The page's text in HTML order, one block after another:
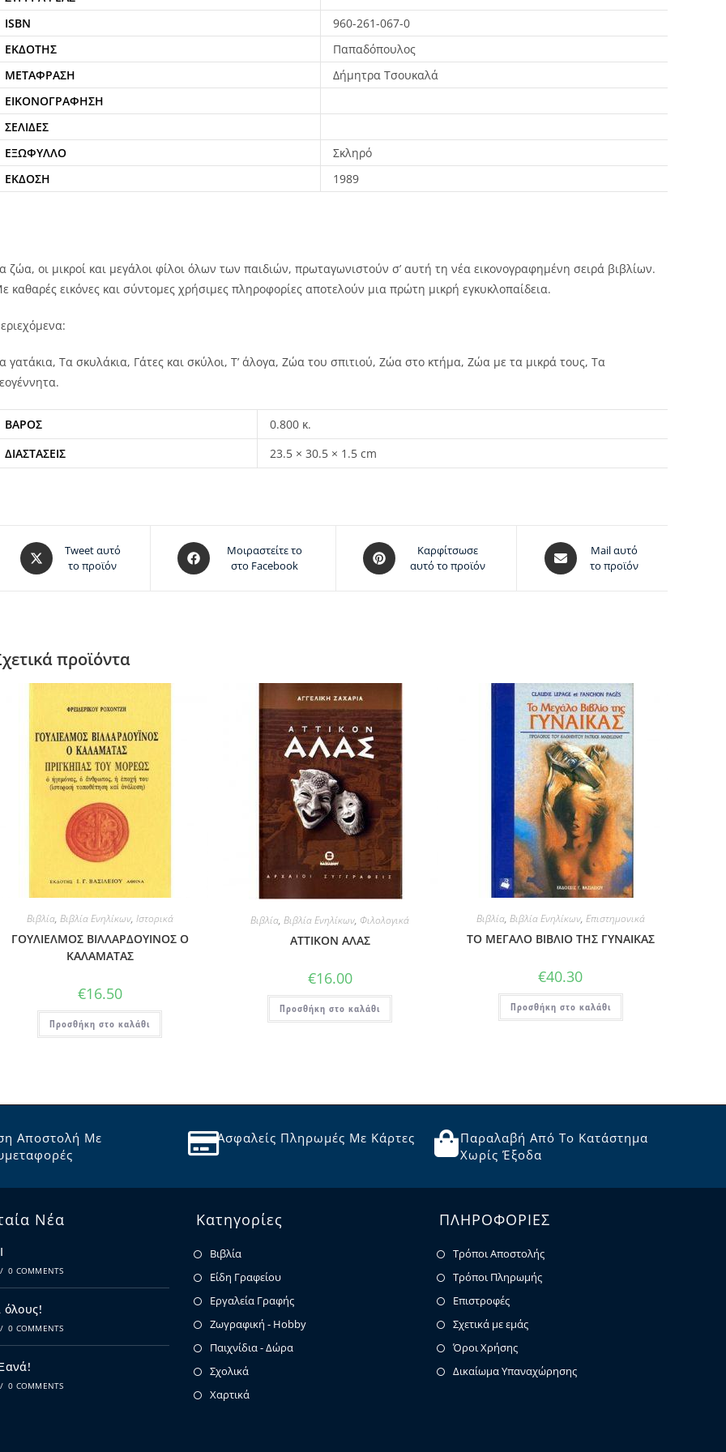
ISBN
960-261-067-0
ΕΚΔΌΤΗΣ
Παπαδόπουλος
ΜΕΤΆΦΡΑΣΗ
Δήμητρα Τσουκαλά
ΕΙΚΟΝΟΓΡΆΦΗΣΗ
ΣΕΛΊΔΕΣ
ΕΞΏΦΥΛΛΟ
Σκληρό
ΈΚΔΟΣΗ
1989
ζώα, οι μικροί και μεγάλοι φίλοι όλων των παιδιών, πρωταγωνιστούν σ’ αυτή τη νέα εικονογραφημένη σειρά βιβλίων.
καθαρές εικόνες και σύντομες χρήσιμες πληροφορίες αποτελούν μια πρώτη μικρή εγκυκλοπαίδεια.
γατάκια, Τα σκυλάκια, Γάτες και σκύλοι, Τ’ άλογα, Ζώα του σπιτιού, Ζώα στο κτήμα, Ζώα με τα μικρά τους, Τα
ΒΆΡΟΣ
0.800 κ.
ΔΙΑΣΤΆΣΕΙΣ
23.5 × 30.5 × 1.5 cm
Tweet αυτό
το προϊόν
Μοιραστείτε το
στο Facebook
Καρφίτσωσε
αυτό το προϊόν
Mail αυτό
το προϊόν
προϊόντα
Βιβλία, Βιβλία Ενηλίκων, Ιστορικά
ΓΟΥΛΙΕΛΜΟΣ ΒΙΛΛΑΡΔΟΥΙΝΟΣ Ο
ΚΑΛΑΜΑΤΑΣ
€16.50
Προσθήκη στο καλάθι
Βιβλία,Βιβλία Ενηλίκων, Φιλολογικά
ΑΤΤΙΚΟΝ ΑΛΑΣ
€16.00
Προσθήκη στο καλάθι
Βιβλία, Βιβλία Ενηλίκων, Επιστημονικά
ΤΟ ΜΕΓΑΛΟ ΒΙΒΛΙΟ ΤΗΣ ΓΥΝΑΙΚΑΣ
€40.30
Προσθήκη στο καλάθι
Αποστολή Με
Ασφαλείς Πληρωμές Με Κάρτες
Παραλαβή Από Το Κατάστημα
Χωρίς Έξοδα
Νέα
/ 0 COMMENTS
όλους!
/ 0 COMMENTS
/ 0 COMMENTS
Κατηγορίες
Βιβλία
Είδη Γραφείου
Εργαλεία Γραφής
Ζωγραφική - Hobby
Παιχνίδια - Δώρα
Σχολικά
Χαρτικά
ΠΛΗΡΟΦΟΡΙΕΣ
Τρόποι Αποστολής
Τρόποι Πληρωμής
Επιστροφές
Σχετικά με εμάς
Όροι Χρήσης
Δικαίωμα Υπαναχώρησης